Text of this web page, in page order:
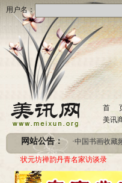
用户名：
首
美讯
网站公告：
美讯网诚招合
·中国书画收藏
·圆梦助学 爱心传递—
· 美讯网诚招合
中国书画收藏
状元坊禅韵丹青名家访谈录